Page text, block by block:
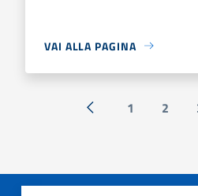
VAI ALLA PAGINA
« Precedente
1 2